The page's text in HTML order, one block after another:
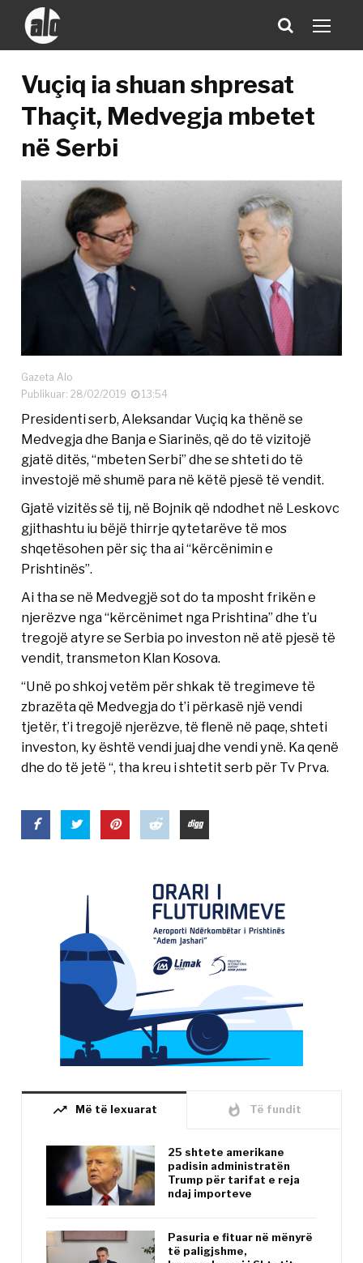
Vuçiq ia shuan shpresat
Thaçit, Medvegja mbetet
në Serbi
Gazeta Alo
Publikuar: 28/02/2019
13:54
Presidenti serb, Aleksandar Vuçiq ka thënë se
Medvegja dhe Banja e Siarinës, që do të vizitojë
gjatë ditës, “mbeten Serbi” dhe se shteti do të
investojë më shumë para në këtë pjesë të vendit.
Gjatë vizitës së tij, në Bojnik që ndodhet në Leskovc
gjithashtu iu bëjë thirrje qytetarëve të mos
shqetësohen për siç tha ai “kërcënimin e
Prishtinës”.
Ai tha se në Medvegjë sot do ta mposht frikën e
njerëzve nga “kërcënimet nga Prishtina” dhe t’u
tregojë atyre se Serbia po investon në atë pjesë të
vendit, transmeton Klan Kosova.
“Unë po shkoj vetëm për shkak të tregimeve të
zbrazëta që Medvegja do t’i përkasë një vendi
tjetër, t’i tregojë njerëzve, të flenë në paqe, shteti
investon, ky është vendi juaj dhe vendi ynë. Ka qenë
dhe do të jetë “, tha kreu i shtetit serb për Tv Prva.
trending_up Më të lexuarat whatshot Të fundit
25 shtete amerikane
padisin administratën
Trump për tarifat e reja
ndaj importeve
Pasuria e fituar në mënyrë
të paligjshme,